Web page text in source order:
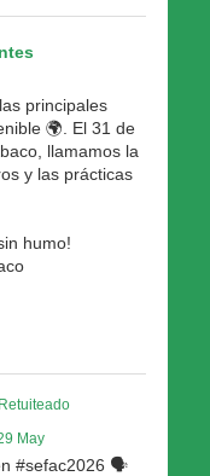
principales
🌍. El 31 de
llamamos la
y las prácticas
humo!
May
#sefac2026 🗣️